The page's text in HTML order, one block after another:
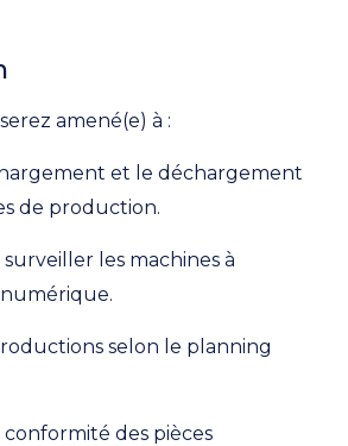
amené(e) à :
et le déchargement
de production.
les machines à
selon le planning
des pièces